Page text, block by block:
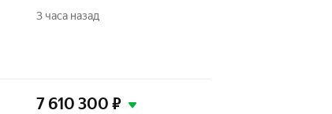
3 часа назад
7 610 300 ₽